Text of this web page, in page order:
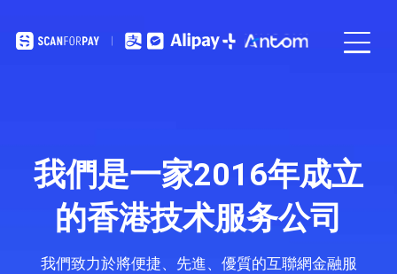
我們是一家2016年成立
的香港技术服务公司
我們致力於將便捷、先進、優質的互聯網金融服